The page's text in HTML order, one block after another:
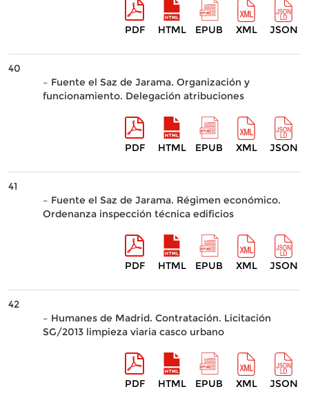
PDF HTML EPUB XML JSON
40
– Fuente el Saz de Jarama. Organización y
funcionamiento. Delegación atribuciones
PDF HTML EPUB XML JSON
41
– Fuente el Saz de Jarama. Régimen económico.
Ordenanza inspección técnica edificios
PDF HTML EPUB XML JSON
42
– Humanes de Madrid. Contratación. Licitación
SG/2013 limpieza viaria casco urbano
PDF HTML EPUB XML JSON